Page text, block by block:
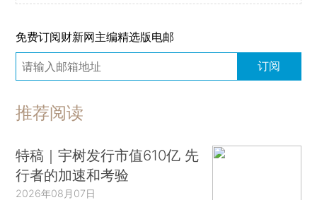
免费订阅财新网主编精选版电邮
订阅
推荐阅读
特稿｜宇树发行市值610亿 先
行者的加速和考验
2026年08月07日